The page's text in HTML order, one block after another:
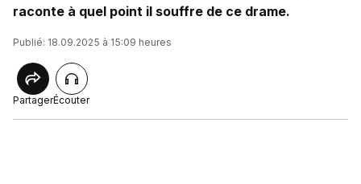
raconte à quel point il souffre de ce drame.
Publié: 18.09.2025 à 15:09 heures
PartagerÉcouter